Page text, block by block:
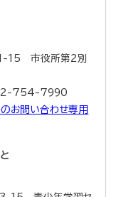
15 市役所第2別
754-7990
お問い合わせ専用